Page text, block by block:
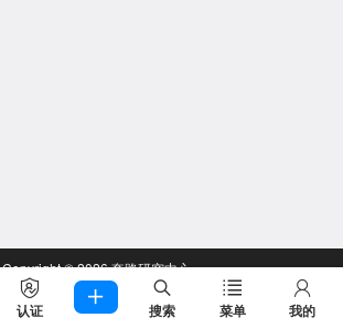
Copyright © 2026套路研究中心
查询 55 次，耗时 0.2333 秒
认证 搜索 菜单 我的